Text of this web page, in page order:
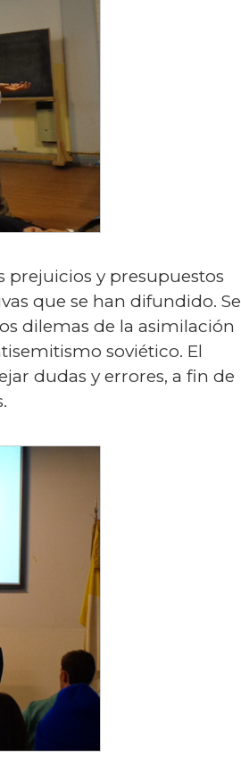
prejuicios y presupuestos
que se han difundido. Se
dilemas de la asimilación
soviético. El
dudas y errores, a fin de